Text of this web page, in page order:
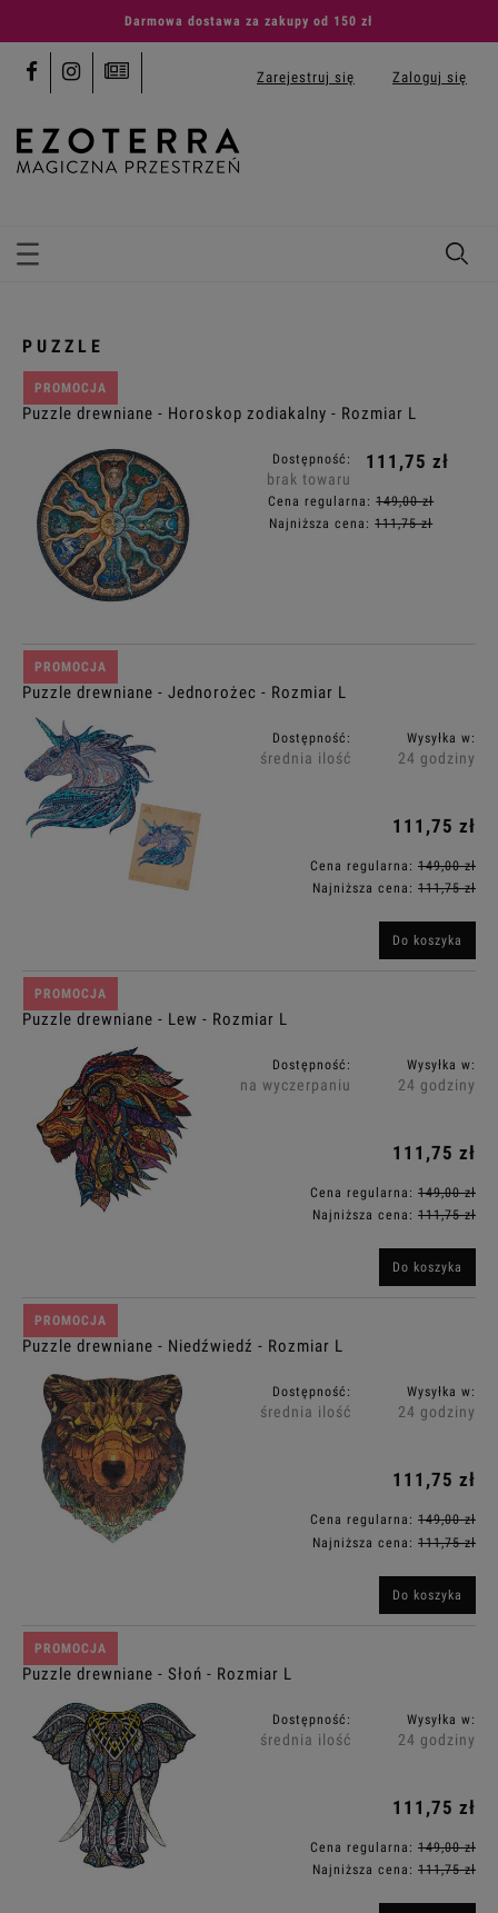
Darmowa dostawa za zakupy od 150 zł
Zarejestruj się Zaloguj się
PUZZLE
Puzzle drewniane - Horoskop zodiakalny - Rozmiar L
Dostępność:
brak towaru
111,75 zł
Cena regularna:149,00 zł
Najniższa cena:111,75 zł
PROMOCJA
Puzzle drewniane - Jednorożec - Rozmiar L
Dostępność:
średnia ilość
Wysyłka w:
24 godziny
111,75 zł
Cena regularna: 149,00 zł
Najniższa cena: 111,75 zł
Do koszyka
PROMOCJA
Puzzle drewniane - Lew - Rozmiar L
Dostępność:
na wyczerpaniu
Wysyłka w:
24 godziny
111,75 zł
Cena regularna: 149,00 zł
Najniższa cena: 111,75 zł
Do koszyka
PROMOCJA
Puzzle drewniane - Niedźwiedź - Rozmiar L
Dostępność:
średnia ilość
Wysyłka w:
24 godziny
111,75 zł
Cena regularna: 149,00 zł
Najniższa cena: 111,75 zł
Do koszyka
PROMOCJA
Puzzle drewniane - Słoń - Rozmiar L
Dostępność:
średnia ilość
Wysyłka w:
24 godziny
111,75 zł
Cena regularna: 149,00 zł
Najniższa cena: 111,75 zł
PROMOCJA